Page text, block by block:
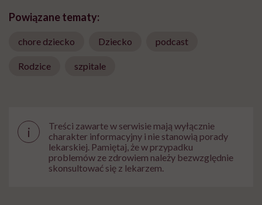
Powiązane tematy:
chore dziecko Dziecko podcast
Rodzice szpitale
i
Treści zawarte w serwisie mają wyłącznie
charakter informacyjny i nie stanowią porady
lekarskiej. Pamiętaj, że w przypadku
problemów ze zdrowiem należy bezwzględnie
skonsultować się z lekarzem.